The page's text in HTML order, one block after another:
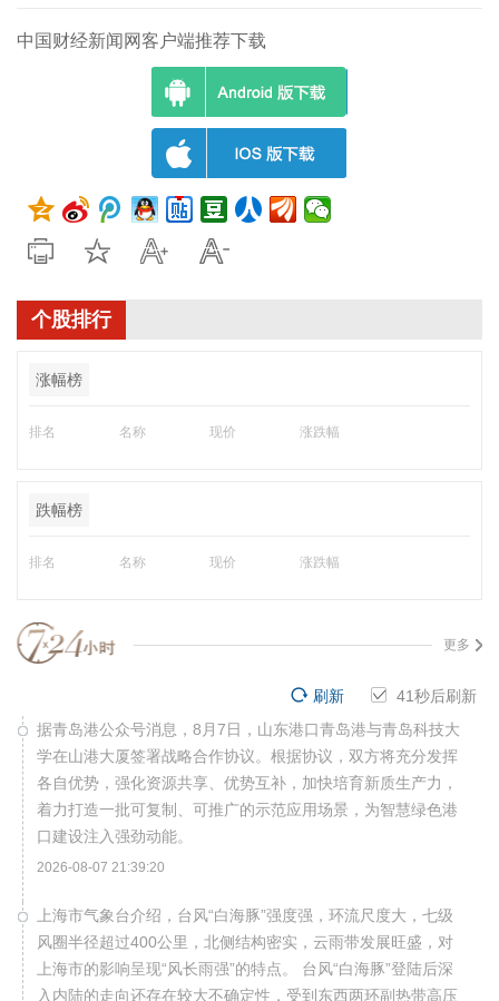
中国财经新闻网客户端推荐下载
个股排行
涨幅榜
排名 名称 现价 涨跌幅
跌幅榜
排名 名称 现价 涨跌幅
更多
40秒后刷新
刷新
据青岛港公众号消息，8月7日，山东港口青岛港与青岛科技大
学在山港大厦签署战略合作协议。根据协议，双方将充分发挥
各自优势，强化资源共享、优势互补，加快培育新质生产力，
着力打造一批可复制、可推广的示范应用场景，为智慧绿色港
口建设注入强劲动能。
2026-08-07 21:39:20
上海市气象台介绍，台风“白海豚”强度强，环流尺度大，七级
风圈半径超过400公里，北侧结构密实，云雨带发展旺盛，对
上海市的影响呈现“风长雨强”的特点。 台风“白海豚”登陆后深
入内陆的走向还存在较大不确定性，受到东西两环副热带高压